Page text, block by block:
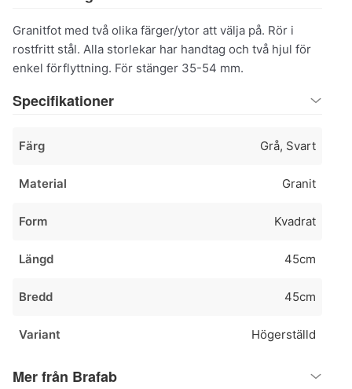
Granitfot med två olika färger/ytor att välja på. Rör i
rostfritt stål. Alla storlekar har handtag och två hjul för
enkel förflyttning. För stänger 35-54 mm.
Specifikationer
Färg Grå, Svart
Material Granit
Form Kvadrat
Längd 45cm
Bredd 45cm
Variant Högerställd
Mer från Brafab